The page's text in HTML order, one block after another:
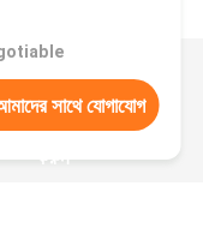
সাথে যোগাযোগ
করুন